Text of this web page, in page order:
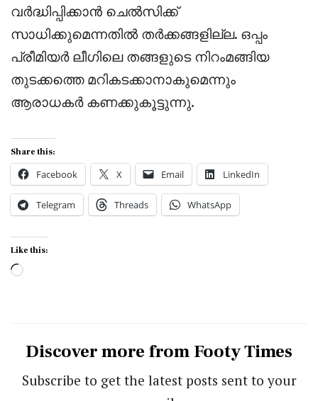
വർദ്ധിപ്പിക്കാൻ ചെൽസിക്ക്
സാധിക്കുമെന്നതിൽ തർക്കങ്ങളില്ല. ഒപ്പം
പ്രീമിയർ ലീഗിലെ തങ്ങളുടെ നിറംമങ്ങിയ
തുടക്കത്തെ മറികടക്കാനാകുമെന്നും
ആരാധകർ കണക്കുകൂട്ടുന്നു.
Share this:
Facebook X Email LinkedIn
Telegram Threads WhatsApp
Like this:
Loading…
Discover more from Footy Times
Subscribe to get the latest posts sent to your